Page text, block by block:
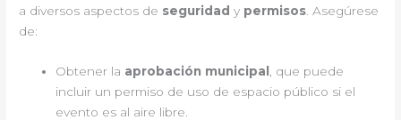
a diversos aspectos de seguridad y permisos . Asegúrese
de:
Obtener la aprobación municipal
, que puede
incluir un permiso de uso de espacio público si el
evento es al aire libre.